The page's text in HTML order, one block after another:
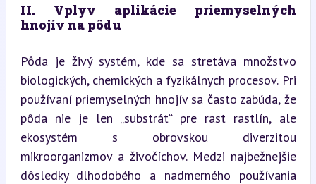
II. Vplyv aplikácie priemyselných
hnojív na pôdu
Pôda je živý systém, kde sa stretáva množstvo
biologických, chemických a fyzikálnych procesov. Pri
používaní priemyselných hnojív sa často zabúda, že
pôda nie je len „substrát“ pre rast rastlín, ale
ekosystém s obrovskou diverzitou
mikroorganizmov a živočíchov. Medzi najbežnejšie
dôsledky dlhodobého a nadmerného používania